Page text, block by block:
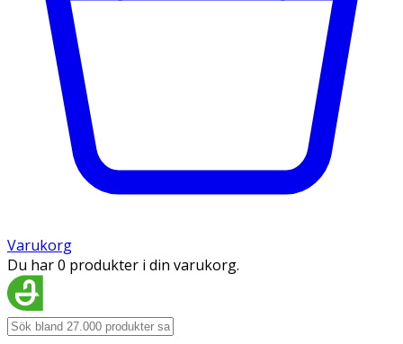
Varukorg
Du har 0 produkter i din varukorg.